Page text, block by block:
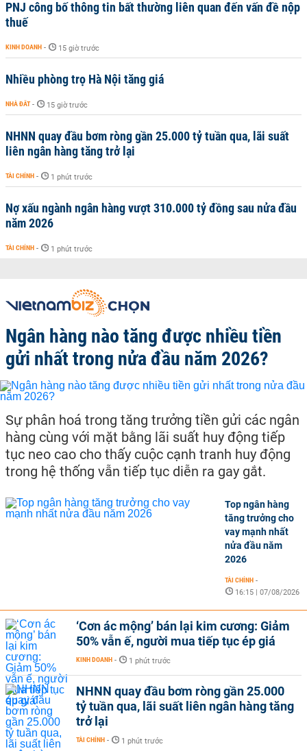
PNJ công bố thông tin bất thường liên quan đến vấn đề nộp
thuế
KINH DOANH - 15 giờ trước
Nhiều phòng trọ Hà Nội tăng giá
NHÀ ĐẤT - 15 giờ trước
NHNN quay đầu bơm ròng gần 25.000 tỷ tuần qua, lãi suất
liên ngân hàng tăng trở lại
TÀI CHÍNH - 1 phút trước
Nợ xấu ngành ngân hàng vượt 310.000 tỷ đồng sau nửa đầu
năm 2026
TÀI CHÍNH - 1 phút trước
Ngân hàng nào tăng được nhiều tiền
gửi nhất trong nửa đầu năm 2026?
Sự phân hoá trong tăng trưởng tiền gửi các ngân
hàng cùng với mặt bằng lãi suất huy động tiếp
tục neo cao cho thấy cuộc cạnh tranh huy động
trong hệ thống vẫn tiếp tục diễn ra gay gắt.
Top ngân hàng
tăng trưởng cho
vay mạnh nhất
nửa đầu năm
2026
TÀI CHÍNH -
16:15 | 07/08/2026
‘Cơn ác mộng’ bán lại kim cương: Giảm
50% vẫn ế, người mua tiếp tục ép giá
KINH DOANH - 1 phút trước
NHNN quay đầu bơm ròng gần 25.000
tỷ tuần qua, lãi suất liên ngân hàng tăng
trở lại
TÀI CHÍNH - 1 phút trước